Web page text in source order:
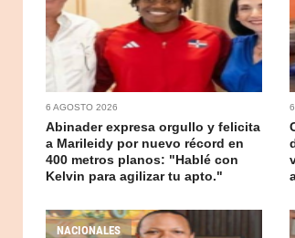
6 AGOSTO 2026
Abinader expresa orgullo y felicita
a Marileidy por nuevo récord en
400 metros planos: "Hablé con
Kelvin para agilizar tu apto."
NACIONALES